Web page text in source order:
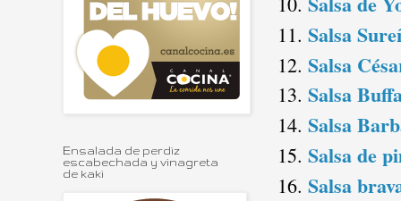
Salsa
Salsa
Salsa
Salsa
Salsa de
Salsa
Ensalada de perdiz
escabechada y vinagreta
de kaki